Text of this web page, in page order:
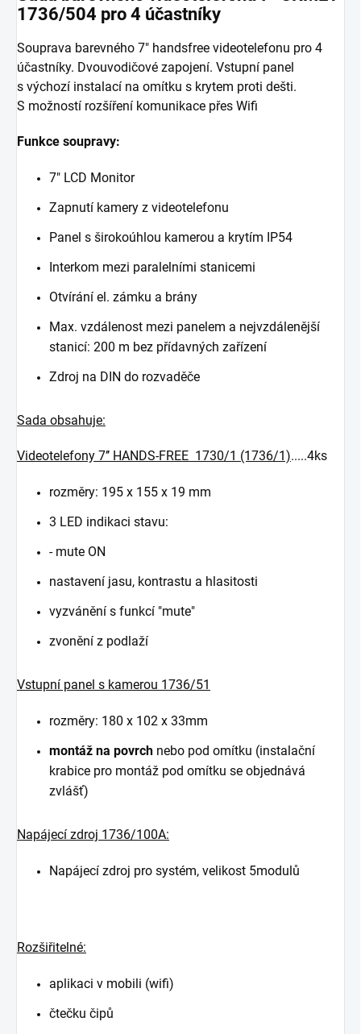
1736/504 pro 4 účastníky
Souprava barevného 7" handsfree videotelefonu pro 4
účastníky. Dvouvodičové zapojení. Vstupní panel
s výchozí instalací na omítku s krytem proti dešti.
S možností rozšíření komunikace přes Wifi
Funkce soupravy:
7″ LCD Monitor
Zapnutí kamery z videotelefonu
Panel s širokoúhlou kamerou a krytím IP54
Interkom mezi paralelními stanicemi
Otvírání el. zámku a brány
Max. vzdálenost mezi panelem a nejvzdálenější
stanicí: 200 m bez přídavných zařízení
Zdroj na DIN do rozvaděče
Sada obsahuje:
Videotelefony 7’’ HANDS-FREE 1730/1 (1736/1).....4ks
rozměry: 195 x 155 x 19 mm
3 LED indikaci stavu:
- mute ON
nastavení jasu, kontrastu a hlasitosti
vyzvánění s funkcí "mute"
zvonění z podlaží
Vstupní panel s kamerou 1736/51
rozměry: 180 x 102 x 33mm
montáž na povrch nebo pod omítku (instalační
krabice pro montáž pod omítku se objednává
zvlášť)
Napájecí zdroj 1736/100A:
Napájecí zdroj pro systém, velikost 5modulů
Rozšiřitelné:
aplikaci v mobili (wifi)
čtečku čipů